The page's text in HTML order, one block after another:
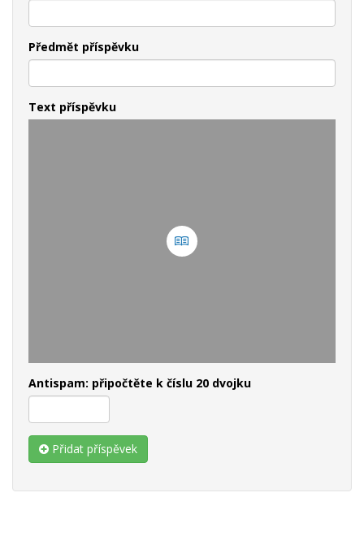
Předmět příspěvku
Text příspěvku
Antispam: připočtěte k číslu 20 dvojku
Přidat příspěvek